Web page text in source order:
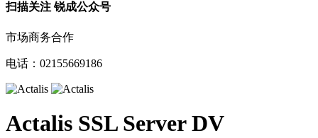
扫描关注 锐成公众号
市场商务合作
电话：02155669186
Actalis SSL Server DV